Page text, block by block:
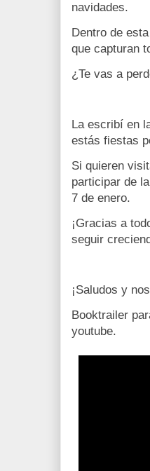
navidades.
Dentro de
que capturan
¿Te vas a
La escribí en
estás fiestas
Si quieren
participar de
7 de enero.
¡Gracias a
seguir
¡Saludos y
Booktrailer
youtube.